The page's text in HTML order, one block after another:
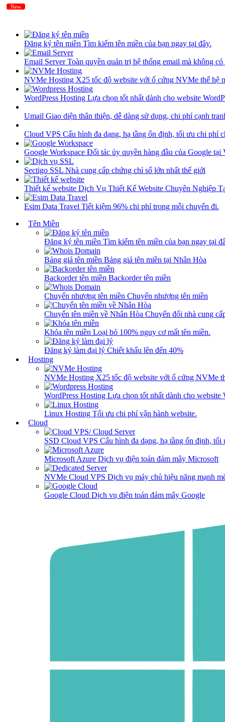
Đăng ký tên miền Tìm kiếm tên miền của bạn ngay tại đây.
Email ServerToàn quyền quản trị hệ thống email mà không
NVMe Hosting X25 tốc độ website với ổ cứng NVMe thế hệ
WordPress Hosting Lựa chọn tốt nhất dành cho website
Umail Giao diện thân thiện, dễ dàng sử dụng, chi phí cạnh
Cloud VPS Cấu hình đa dạng, hạ tầng ổn định, tối ưu chi phí
Google Workspace Đối tác ủy quyền hàng đầu của Google tại
Sectigo SSL Nhà cung cấp chứng chỉ số lớn nhất thế giới
Thiết kế website Dịch Vụ Thiết Kế Website Chuyên Nghiệp
Esim Data Travel Tiết kiệm 96% chi phí trong mỗi chuyến đi.
Tên Miền
Đăng ký tên miền Tìm kiếm tên miền của bạn ngay tại
Bảng giá tên miền Bảng giá tên miền tại Nhân Hòa
Backorder tên miền Backorder tên miền
Chuyển nhượng tên miền Chuyển nhượng tên miền
Chuyển tên miền về Nhân Hòa Chuyển đổi nhà cung
Khóa tên miền Loại bỏ 100% nguy cơ mất tên miền.
Đăng ký làm đại lý Chiết khấu lên đến 40%
Hosting
NVMe Hosting X25 tốc độ website với ổ cứng NVMe
WordPress Hosting Lựa chọn tốt nhất dành cho website
Linux Hosting Tối ưu chi phí vận hành website.
New
Cloud
SSD Cloud VPS Cấu hình đa dạng, hạ tầng ổn định,
Microsoft Azure Dịch vụ điện toán đám mây Microsoft
NVMe Cloud VPS Dịch vụ máy chủ hiệu năng mạnh
Google Cloud Dịch vụ điện toán đám mây Google
New